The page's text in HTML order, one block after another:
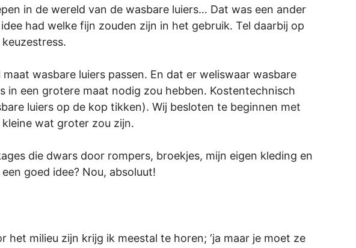
in de wereld van de wasbare luiers… Dat was een ander
had welke fijn zouden zijn in het gebruik. Tel daarbij op
wasbare luiers passen. En dat er weliswaar wasbare
in een grotere maat nodig zou hebben. Kostentechnisch
luiers op de kop tikken). Wij besloten te beginnen met
wat groter zou zijn.
die dwars door rompers, broekjes, mijn eigen kleding en
goed idee? Nou, absoluut!
milieu zijn krijg ik meestal te horen; ‘ja maar je moet ze